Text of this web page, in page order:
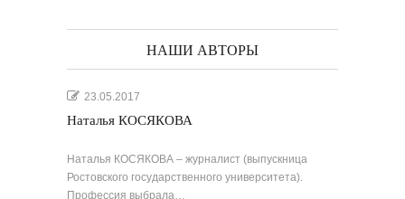
НАШИ АВТОРЫ
23.05.2017
Наталья КОСЯКОВА
Наталья КОСЯКОВА – журналист (выпускница
Ростовского государственного университета).
Профессия выбрала…